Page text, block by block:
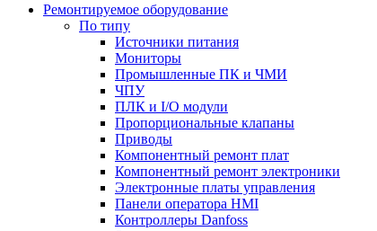
Ремонтируемое оборудование
По типу
Источники питания
Мониторы
Промышленные ПК и ЧМИ
ЧПУ
ПЛК и I/O модули
Пропорциональные клапаны
Приводы
Компонентный ремонт плат
Компонентный ремонт электроники
Электронные платы управления
Панели оператора HMI
Контроллеры Danfoss